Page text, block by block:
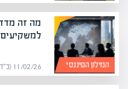
המילון הפיננסי
למשקיעים
11/02/26 (כ״ד שבט תשפ״ו) | מערכת אפיק